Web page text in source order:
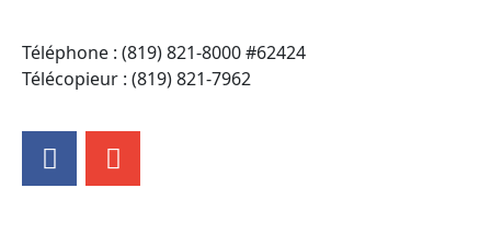
Téléphone : (819) 821-8000 #62424
Télécopieur : (819) 821-7962